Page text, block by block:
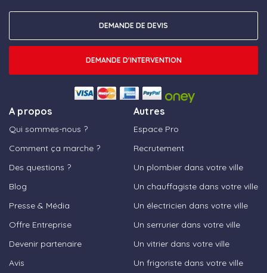
A propos
Qui sommes-nous ?
Comment ça marche ?
Des questions ?
Blog
Presse & Média
Offre Entreprise
Devenir partenaire
Avis
Autres
Espace Pro
Recrutement
Un plombier dans votre ville
Un chauffagiste dans votre ville
Un électricien dans votre ville
Un serrurier dans votre ville
Un vitrier dans votre ville
Un frigoriste dans votre ville
DEMANDE DE DEVIS
DEMANDE D'INTERVENTION